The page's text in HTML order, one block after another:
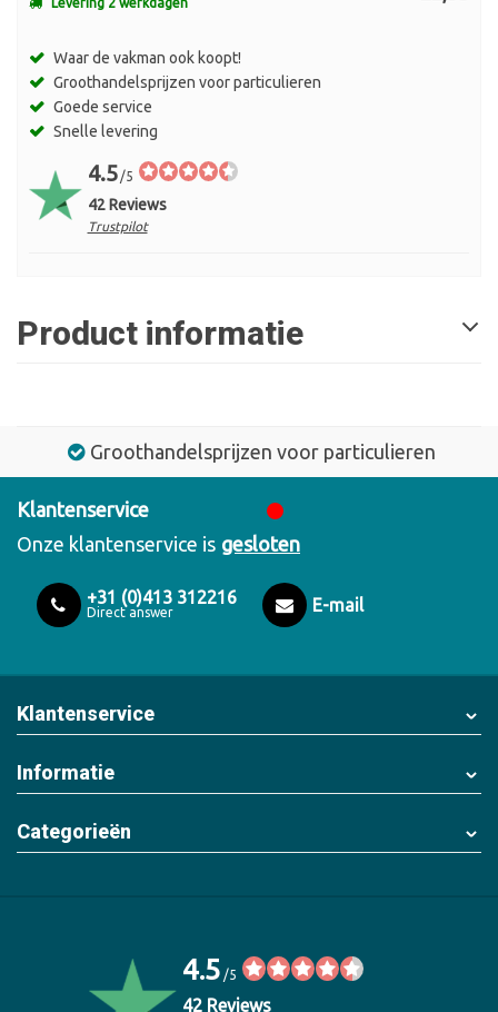
Waar de vakman ook koopt!
Groothandelsprijzen voor particulieren
Goede service
Snelle levering
4.5 /5
42 Reviews
Trustpilot
Product informatie
Groothandelsprijzen voor particulieren
Klantenservice
Onze klantenservice is gesloten
+31 (0)413 312216
Direct answer E-mail
Klantenservice
Informatie
Categorieën
4.5 /5
42 Reviews